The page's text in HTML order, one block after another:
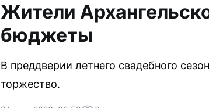
Жители
бюджеты
В преддверии летнего свадебного
торжество.